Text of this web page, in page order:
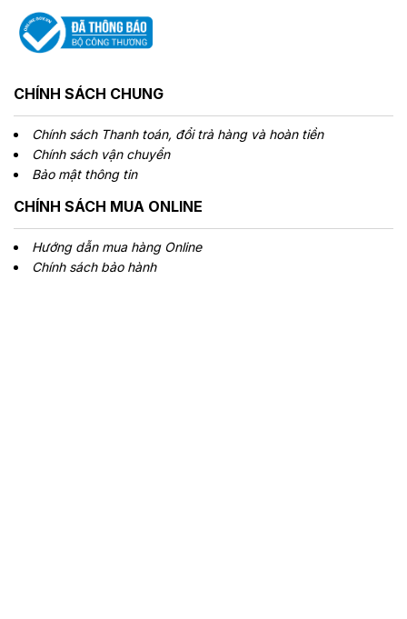
CHÍNH SÁCH CHUNG
Chính sách Thanh toán, đổi trả hàng và hoàn tiền
Chính sách vận chuyển
Bảo mật thông tin
CHÍNH SÁCH MUA ONLINE
Hướng dẫn mua hàng Online
Chính sách bảo hành